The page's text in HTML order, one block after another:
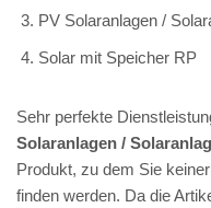
PV Solaranlagen /
Solar mit Speicher RP
Sehr perfekte
Solaranlagen /
Produkt, zu dem Sie
finden werden. Da die